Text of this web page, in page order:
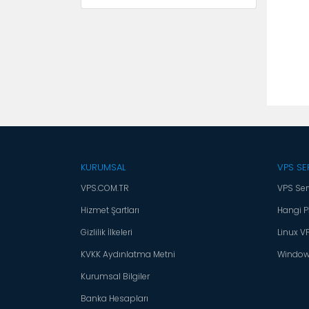
KURUMSAL
VPS.COM.TR
Hizmet Şartları
Gizlilik İlkeleri
KVKK Aydınlatma Metni
Kurumsal Bilgiler
Banka Hesapları
VPS
VPS
Hangi
Linux